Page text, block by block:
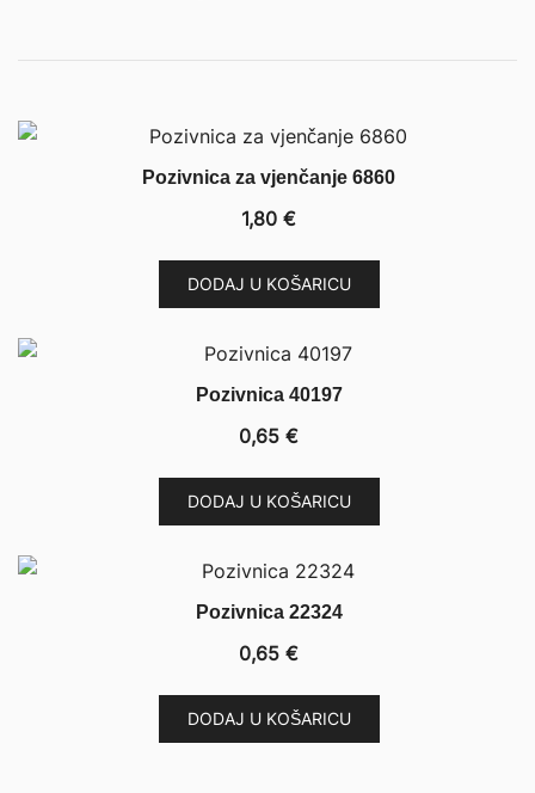
Pozivnica za vjenčanje 6860
1,80 €
DODAJ U KOŠARICU
Pozivnica 40197
0,65 €
DODAJ U KOŠARICU
Pozivnica 22324
0,65 €
DODAJ U KOŠARICU